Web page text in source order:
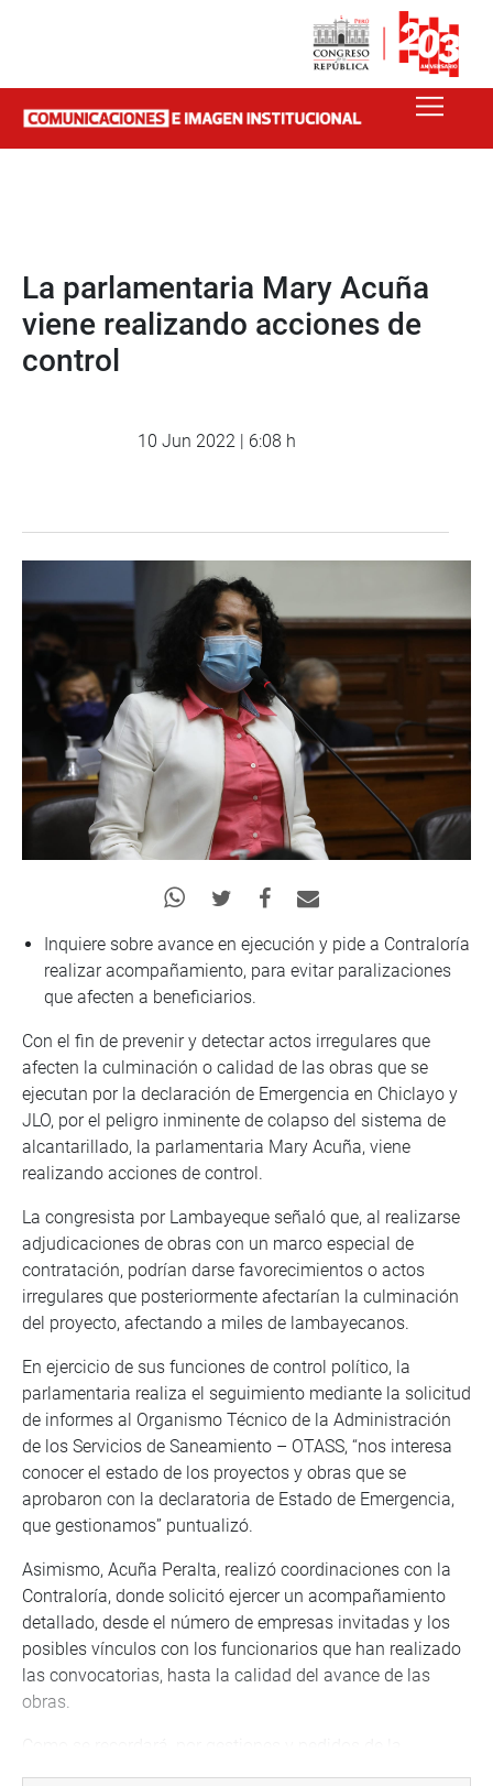
La parlamentaria Mary Acuña
viene realizando acciones de
control
10 Jun 2022 | 6:08 h
Inquiere sobre avance en ejecución y pide a Contraloría
realizar acompañamiento, para evitar paralizaciones
que afecten a beneficiarios.
Con el fin de prevenir y detectar actos irregulares que
afecten la culminación o calidad de las obras que se
ejecutan por la declaración de Emergencia en Chiclayo y
JLO, por el peligro inminente de colapso del sistema de
alcantarillado, la parlamentaria Mary Acuña, viene
realizando acciones de control.
La congresista por Lambayeque señaló que, al realizarse
adjudicaciones de obras con un marco especial de
contratación, podrían darse favorecimientos o actos
irregulares que posteriormente afectarían la culminación
del proyecto, afectando a miles de lambayecanos.
En ejercicio de sus funciones de control político, la
parlamentaria realiza el seguimiento mediante la solicitud
de informes al Organismo Técnico de la Administración
de los Servicios de Saneamiento – OTASS, “nos interesa
conocer el estado de los proyectos y obras que se
aprobaron con la declaratoria de Estado de Emergencia,
que gestionamos” puntualizó.
Asimismo, Acuña Peralta, realizó coordinaciones con la
Contraloría, donde solicitó ejercer un acompañamiento
detallado, desde el número de empresas invitadas y los
posibles vínculos con los funcionarios que han realizado
las convocatorias, hasta la calidad del avance de las
obras.
Congresista Mary Acuña, con D.S. N°166-2021-PCM, del